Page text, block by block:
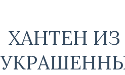
ХАНТЕН